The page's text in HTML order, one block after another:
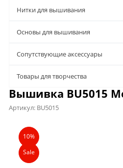
Нитки для вышивания
Основы для вышивания
Сопутствующие аксессуары
Товары для творчества
Вышивка BU5015
Артикул: BU5015
Описание
10%
Sale